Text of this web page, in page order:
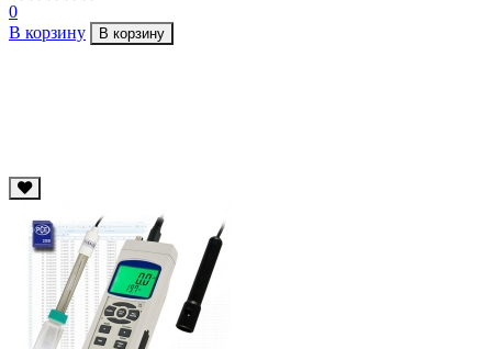
0
В корзину
В корзину